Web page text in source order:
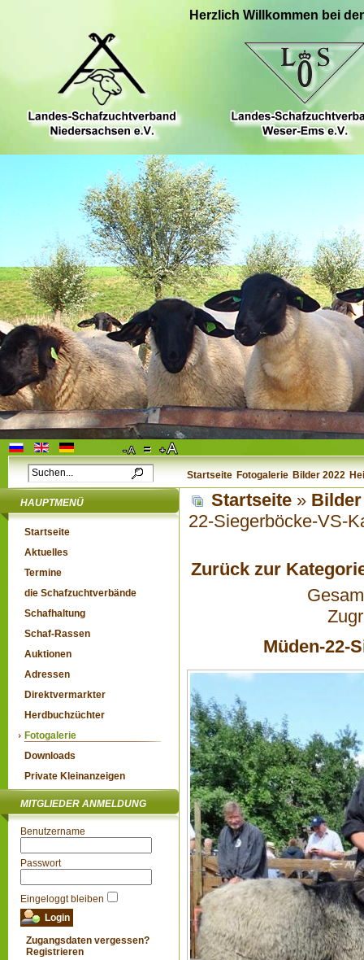
Herzlich Willkommen bei
Startseite Fotogalerie Bilder 2022
HAUPTMENÜ
Startseite
Aktuelles
Termine
die Schafzuchtverbände
Schafhaltung
Schaf-Rassen
Auktionen
Adressen
Direktvermarkter
Herdbuchzüchter
Fotogalerie
Downloads
Private Kleinanzeigen
MITGLIEDER ANMELDUNG
Benutzername
Passwort
Eingeloggt bleiben
Zugangsdaten vergessen?
Registrieren
Startseite » Bilder
22-Siegerböcke-VS-
Zurück zur
Müden-22-